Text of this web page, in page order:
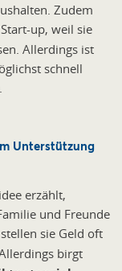
Zudem
up, weil sie
Allerdings ist
schnell
Unterstützung
erzählt,
und Freunde
sie Geld oft
birgt